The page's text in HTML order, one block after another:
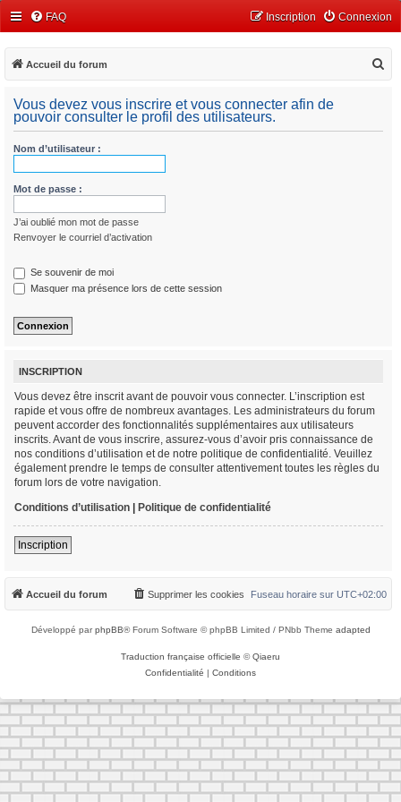
FAQ Connexion
Inscription
Accueil du forum
Vous devez vous inscrire et vous connecter afin de
pouvoir consulter le profil des utilisateurs.
Nom d’utilisateur :
Mot de passe :
J’ai oublié mon mot de passe
Renvoyer le courriel d’activation
Se souvenir de moi
Masquer ma présence lors de cette session
INSCRIPTION
Vous devez être inscrit avant de pouvoir vous connecter. L’inscription est
rapide et vous offre de nombreux avantages. Les administrateurs du forum
peuvent accorder des fonctionnalités supplémentaires aux utilisateurs
inscrits. Avant de vous inscrire, assurez-vous d’avoir pris connaissance de
nos conditions d’utilisation et de notre politique de confidentialité. Veuillez
également prendre le temps de consulter attentivement toutes les règles du
forum lors de votre navigation.
Conditions d’utilisation | Politique de confidentialité
Inscription
Accueil du forum Fuseau horaire sur UTC+02:00
Supprimer les cookies
Développé parphpBB® Forum Software © phpBB Limited / PNbb Theme adapted
Traduction française officielle ©Qiaeru
Confidentialité | Conditions